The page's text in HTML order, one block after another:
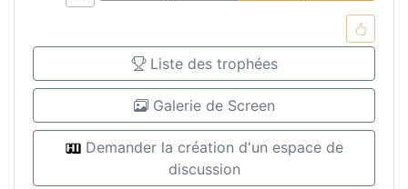
Liste des trophées
Galerie de Screen
Demander la création d'un espace de
discussion